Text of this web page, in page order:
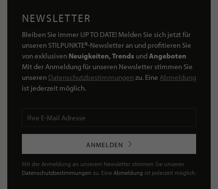
NEWSLETTER
Bleiben Sie immer UP TO DATE! Melden Sie sich jetzt für
unseren STILPUNKTE®-Newsletter an und profitieren Sie
von exklusiven Neuigkeiten, Trends undAngeboten
Mit der Anmeldung für unseren Newsletter stimmen Sie
unseren Datenschutzbestimmungen zu. Eine Abmeldung
ist jederzeit möglich.
ANMELDEN
Mit der Anmeldung an unserem Newsletter stimmen Sie unseren
Datenschutzbestimmungen zu. Eine Abmeldung ist jederzeit möglich.